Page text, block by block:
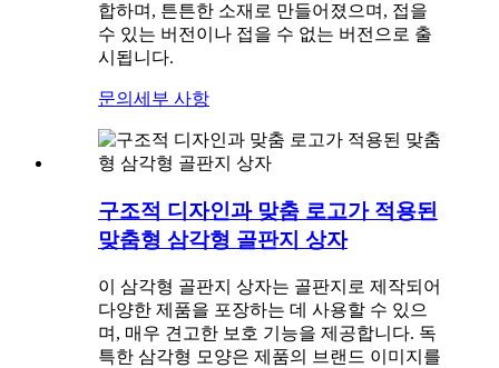
합하며, 튼튼한 소재로 만들어졌으며, 접을
수 있는 버전이나 접을 수 없는 버전으로 출
시됩니다.
문의 세부 사항
구조적 디자인과 맞춤 로고가 적용된
맞춤형 삼각형 골판지 상자
이 삼각형 골판지 상자는 골판지로 제작되어
다양한 제품을 포장하는 데 사용할 수 있으
며, 매우 견고한 보호 기능을 제공합니다. 독
특한 삼각형 모양은 제품의 브랜드 이미지를